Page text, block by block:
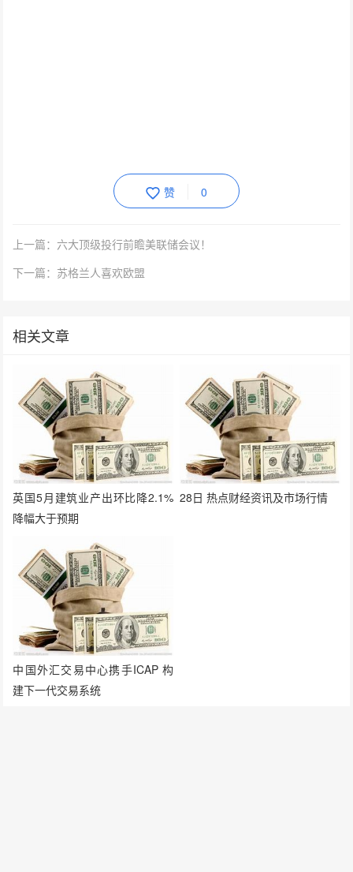
赞 0
上一篇：六大顶级投行前瞻美联储会议！
下一篇：苏格兰人喜欢欧盟
相关文章
英国5月建筑业产出环比降2.1%
降幅大于预期
28日 热点财经资讯及市场行情
中国外汇交易中心携手ICAP 构
建下一代交易系统